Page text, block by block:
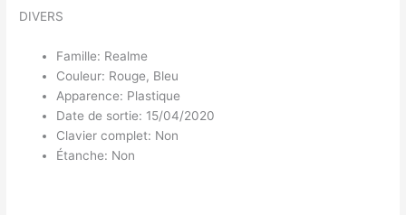
DIVERS
Famille: Realme
Couleur: Rouge, Bleu
Apparence: Plastique
Date de sortie: 15/04/2020
Clavier complet: Non
Étanche: Non